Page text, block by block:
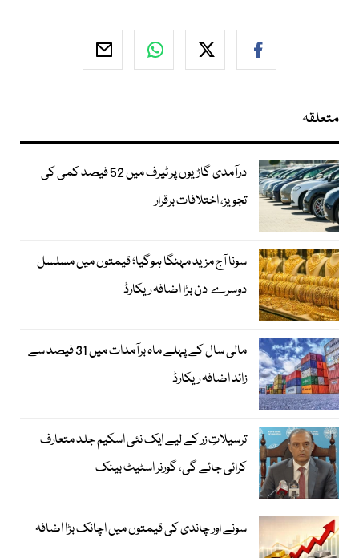
متعلقہ
درآمدی گاڑیوں پر ٹیرف میں 52 فیصد کمی کی
تجویز، اختلافات برقرار
سونا آج مزید مہنگا ہوگیا؛ قیمتوں میں مسلسل
دوسرے دن بڑا اضافہ ریکارڈ
مالی سال کے پہلے ماہ برآمدات میں 31 فیصد سے
زائد اضافہ ریکارڈ
ترسیلاتِ زر کے لیے ایک نئی اسکیم جلد متعارف
کرائی جائے گی، گورنر اسٹیٹ بینک
سونے اور چاندی کی قیمتوں میں اچانک بڑا اضافہ